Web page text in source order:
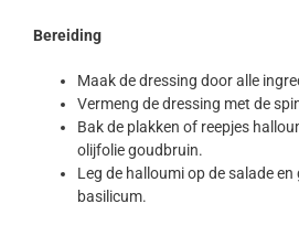
Bereiding
Maak de dressing door alle
Vermeng de dressing met de
Bak de plakken of reepjes
olijfolie goudbruin.
Leg de halloumi op de salade
basilicum.